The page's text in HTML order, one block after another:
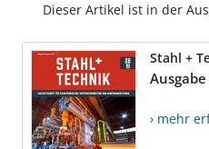
Dieser Artikel ist in der
Stahl +
› mehr